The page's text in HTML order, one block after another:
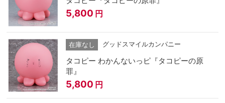
5,800 円
在庫なし グッドスマイルカンパニー
タコピー わかんないっピ『タコピーの原
罪』
5,800 円